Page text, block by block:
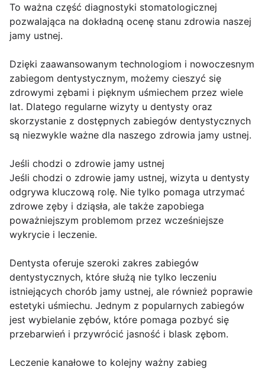
To ważna część diagnostyki stomatologicznej
pozwalająca na dokładną ocenę stanu zdrowia naszej
jamy ustnej.
Dzięki zaawansowanym technologiom i nowoczesnym
zabiegom dentystycznym, możemy cieszyć się
zdrowymi zębami i pięknym uśmiechem przez wiele
lat. Dlatego regularne wizyty u dentysty oraz
skorzystanie z dostępnych zabiegów dentystycznych
są niezwykle ważne dla naszego zdrowia jamy ustnej.
Jeśli chodzi o zdrowie jamy ustnej
Jeśli chodzi o zdrowie jamy ustnej, wizyta u dentysty
odgrywa kluczową rolę. Nie tylko pomaga utrzymać
zdrowe zęby i dziąsła, ale także zapobiega
poważniejszym problemom przez wcześniejsze
wykrycie i leczenie.
Dentysta oferuje szeroki zakres zabiegów
dentystycznych, które służą nie tylko leczeniu
istniejących chorób jamy ustnej, ale również poprawie
estetyki uśmiechu. Jednym z popularnych zabiegów
jest wybielanie zębów, które pomaga pozbyć się
przebarwień i przywrócić jasność i blask zębom.
Leczenie kanałowe to kolejny ważny zabieg